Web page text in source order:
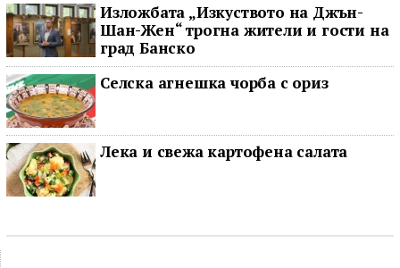
Изложбата „Изкуството на Джън-
Шан-Жен“ трогна жители и гости на
град Банско
Селска агнешка чорба с ориз
Лека и свежа картофена салата